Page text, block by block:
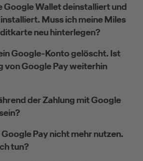
Google Wallet deinstalliert und
Muss ich meine Miles
neu hinterlegen?
Google-Konto gelöscht. Ist
von Google Pay weiterhin
der Zahlung mit Google
Pay nicht mehr nutzen.
tun?